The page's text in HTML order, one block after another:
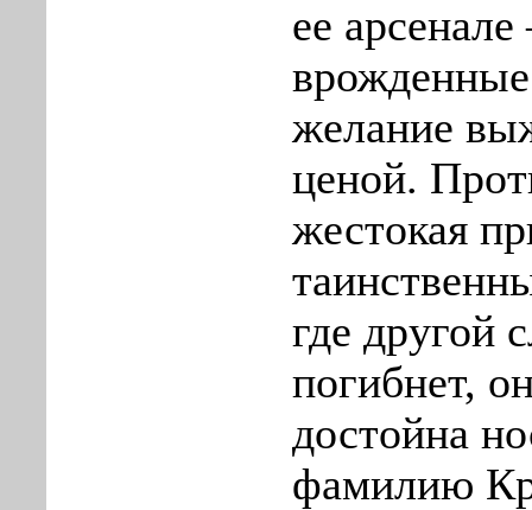
ее
желание
ценой.
жестокая
где другой
погибнет,
достойна
фамилию